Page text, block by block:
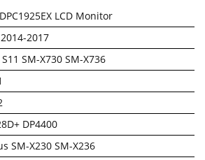
LCD Monitor
2017
SM-X730 SM-X736
DP4400
SM-X230 SM-X236